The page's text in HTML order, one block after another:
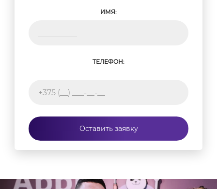
ИМЯ:
ТЕЛЕФОН:
Оставить заявку